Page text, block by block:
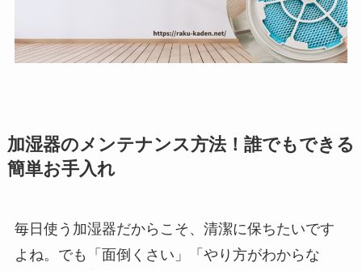
加湿器のメンテナンス方法！誰でもできる
簡単お手入れ
毎日使う加湿器だからこそ、清潔に保ちたいです
よね。でも「面倒くさい」「やり方がわからな